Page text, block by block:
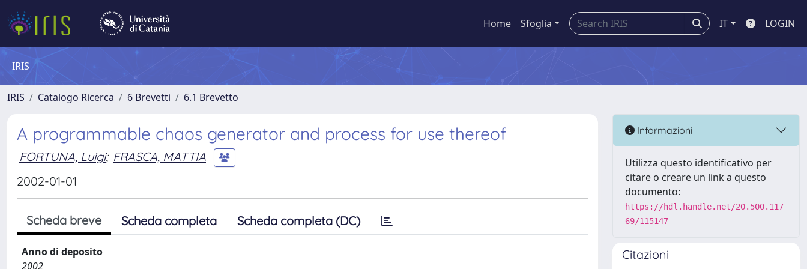
Home Sfoglia IT LOGIN
IRIS
IRIS Catalogo Ricerca 6 Brevetti 6.1 Brevetto
A programmable chaos generator and process for use thereof
FORTUNA, Luigi; FRASCA, MATTIA
2002-01-01
Scheda breve Scheda completa Scheda completa (DC)
Anno di deposito
2002
Informazioni
Utilizza questo identificativo per
citare o creare un link a questo
documento:
https://hdl.handle.net/20.500.117
69/115147
Citazioni